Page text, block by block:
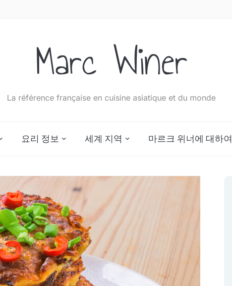
Marc Winer
La référence française en cuisine asiatique et du monde
요리 정보 세계 지역 마르크 위너에 대하여